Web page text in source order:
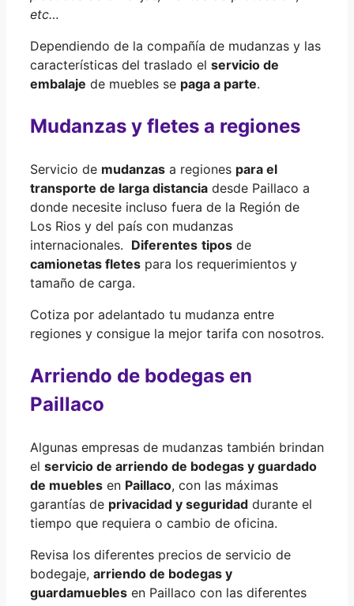
etc…
Dependiendo de la compañía de mudanzas y las
características del traslado el servicio de
embalaje de muebles se paga a parte.
Mudanzas y fletes a regiones
Servicio de mudanzas a regiones para el
transporte de larga distancia desde Paillaco a
donde necesite incluso fuera de la Región de
Los Rios y del país con mudanzas
internacionales. Diferentes tipos de
camionetas fletes para los requerimientos y
tamaño de carga.
Cotiza por adelantado tu mudanza entre
regiones y consigue la mejor tarifa con nosotros.
Arriendo de bodegas en
Paillaco
Algunas empresas de mudanzas también brindan
el servicio de arriendo de bodegas y guardado
de muebles en Paillaco, con las máximas
garantías de privacidad y seguridad durante el
tiempo que requiera o cambio de oficina.
Revisa los diferentes precios de servicio de
bodegaje, arriendo de bodegas y
guardamuebles en Paillaco con las diferentes